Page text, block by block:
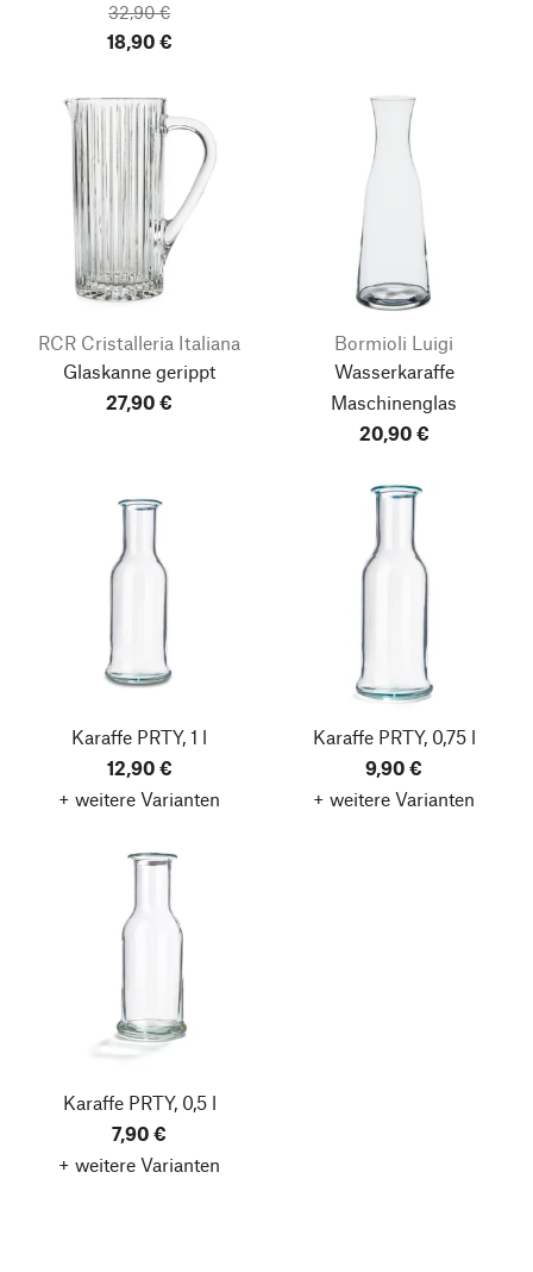
32,90 €
18,90 €
RCR Cristalleria Italiana
Glaskanne gerippt
27,90 €
Bormioli Luigi
Wasserkaraffe
Maschinenglas
20,90 €
Karaffe PRTY, 1 l
12,90 €
+ weitere Varianten
Karaffe PRTY, 0,75 l
9,90 €
+ weitere Varianten
Karaffe PRTY, 0,5 l
7,90 €
+ weitere Varianten